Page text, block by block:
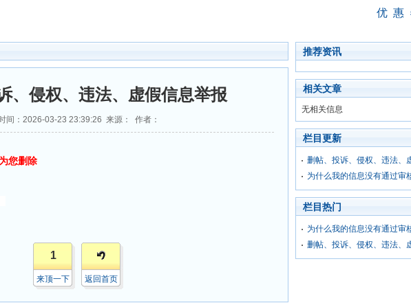
优 惠
、侵权、违法、虚假信息举报
间：2026-03-23 23:39:26 来源： 作者：
您删除
1
来顶一下 返回首页
推荐资讯
相关文章
无相关信息
栏目更新
删帖、投诉、侵权、违法、
为什么我的信息没有通过审
栏目热门
为什么我的信息没有通过审
删帖、投诉、侵权、违法、